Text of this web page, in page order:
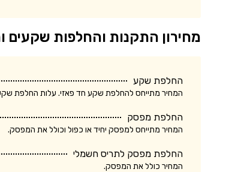
מחירון התקנות והחלפות שקעים
החלפת שקע
המחיר מתייחס להחלפת שקע חד פאזי. עלות החלפת שקע
החלפת מפסק
המחיר מתייחס למפסק יחיד או כפול וכולל את המפסק.
החלפת מפסק לתריס חשמלי
המחיר כולל את המפסק.